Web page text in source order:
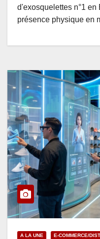
d'exosquelettes n°1
présence physique en
A LA UNE E-COMMERCE/